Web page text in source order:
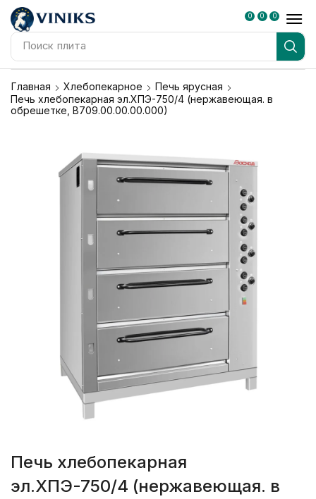
Поиск плита
0 0 0
Главная Хлебопекарное
Печь ярусная
Печь хлебопекарная эл.ХПЭ-750/4 (нержавеющая. в
обрешетке, В709.00.00.00.000)
Печь хлебопекарная
эл.ХПЭ-750/4 (нержавеющая. в